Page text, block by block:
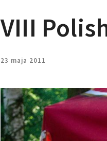
VIII
23 maja 2011